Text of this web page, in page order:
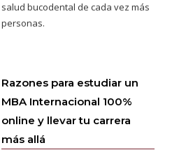
salud bucodental de cada vez más
personas.
Razones para estudiar un
MBA Internacional 100%
online y llevar tu carrera
más allá